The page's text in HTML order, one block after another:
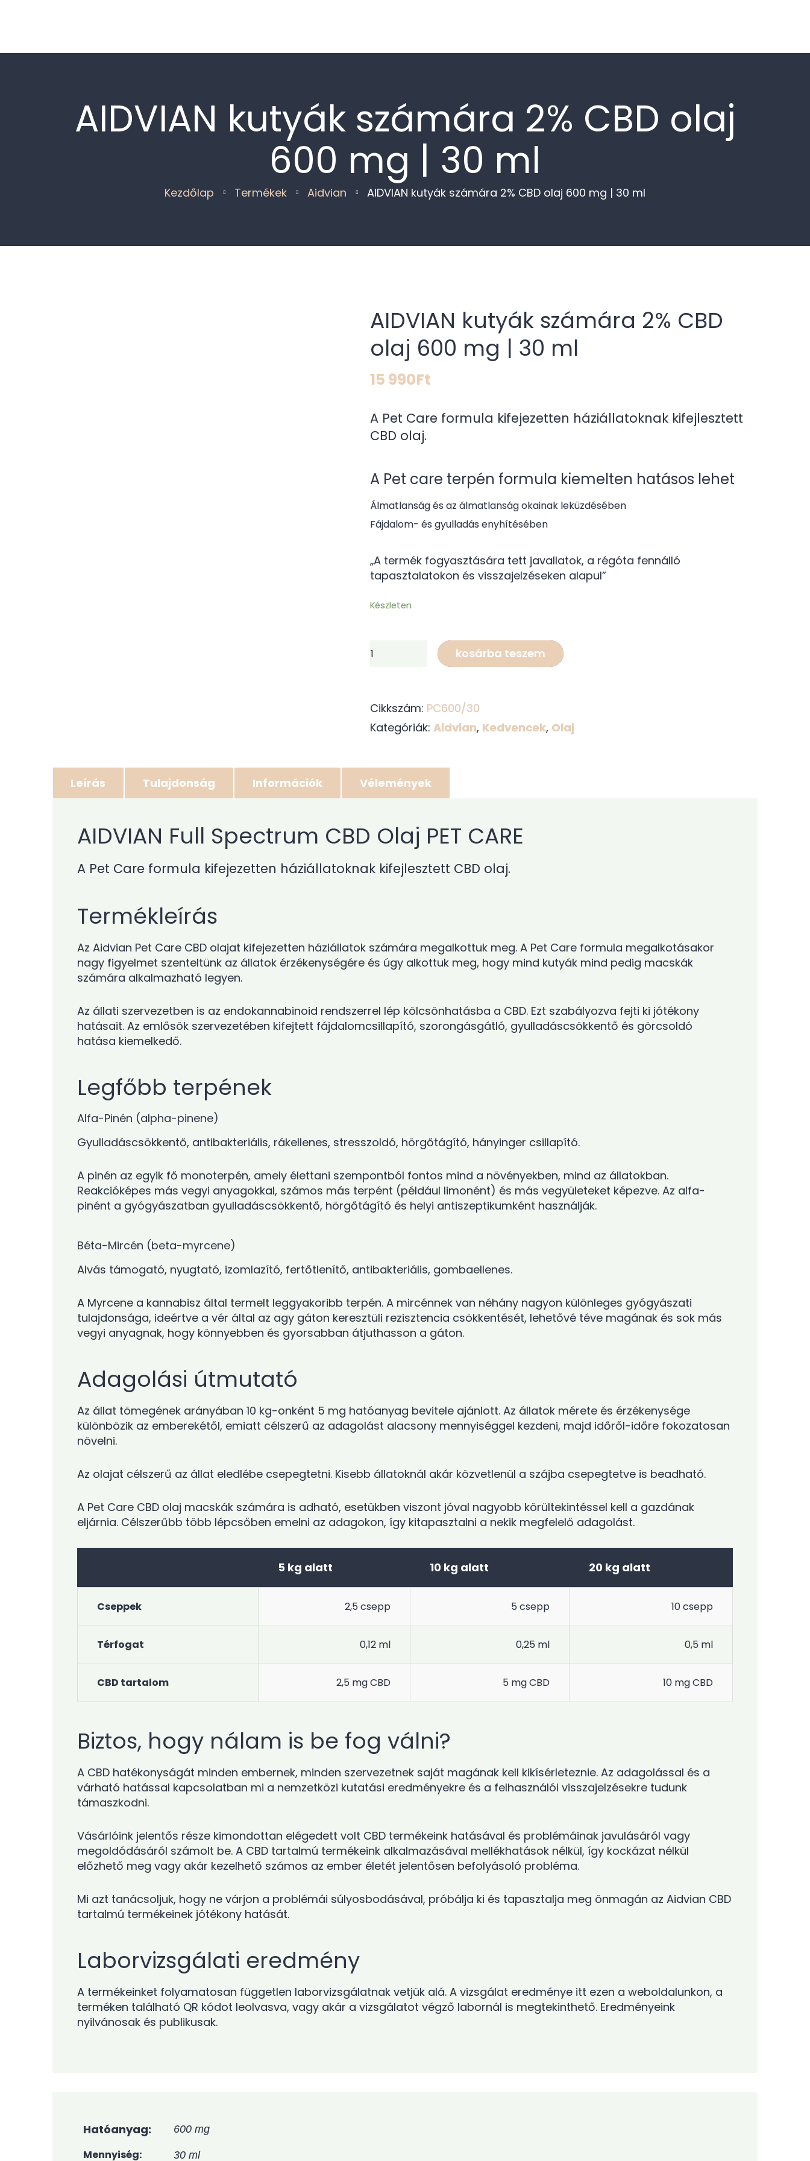
AIDVIAN kutyák számára 2% CBD olaj
600 mg | 30 ml
Kezdőlap Termékek Aidvian AIDVIAN kutyák számára 2% CBD olaj 600 mg | 30 ml
AIDVIAN kutyák számára 2% CBD
olaj 600 mg | 30 ml
15 990Ft
A Pet Care formula kifejezetten háziállatoknak kifejlesztett
CBD olaj.
A Pet care terpén formula kiemelten hatásos lehet
Álmatlanság és az álmatlanság okainak leküzdésében
Fájdalom- és gyulladás enyhítésében
„A termék fogyasztására tett javallatok, a régóta fennálló
tapasztalatokon és visszajelzéseken alapul”
Készleten
AIDVIAN
CBD
olaj
|
30
ml
kosárba teszem
Cikkszám: PC600/30
Kategóriák: Aidvian, Kedvencek, Olaj
Leírás Tulajdonság Információk Vélemények
AIDVIAN Full Spectrum CBD Olaj PET CARE
A Pet Care formula kifejezetten háziállatoknak kifejlesztett CBD olaj.
Termékleírás
Az Aidvian Pet Care CBD olajat kifejezetten háziállatok számára megalkottuk meg. A Pet Care formula megalkotásakor
nagy figyelmet szenteltünk az állatok érzékenységére és úgy alkottuk meg, hogy mind kutyák mind pedig macskák
számára alkalmazható legyen.
Az állati szervezetben is az endokannabinoid rendszerrel lép kölcsönhatásba a CBD. Ezt szabályozva fejti ki jótékony
hatásait. Az emlősök szervezetében kifejtett fájdalomcsillapító, szorongásgátló, gyulladáscsökkentő és görcsoldó
hatása kiemelkedő.
Legfőbb terpének
Alfa-Pinén (alpha-pinene)
Gyulladáscsökkentő, antibakteriális, rákellenes, stresszoldó, hörgőtágító, hányinger csillapító.
A pinén az egyik fő monoterpén, amely élettani szempontból fontos mind a növényekben, mind az állatokban.
Reakcióképes más vegyi anyagokkal, számos más terpént (például limonént) és más vegyületeket képezve. Az alfa-
pinént a gyógyászatban gyulladáscsökkentő, hörgőtágító és helyi antiszeptikumként használják.
Béta-Mircén (beta-myrcene)
Alvás támogató, nyugtató, izomlazító, fertőtlenítő, antibakteriális, gombaellenes.
A Myrcene a kannabisz által termelt leggyakoribb terpén. A mircénnek van néhány nagyon különleges gyógyászati ​​
tulajdonsága, ideértve a vér által az agy gáton keresztüli rezisztencia csökkentését, lehetővé téve magának és sok más
vegyi anyagnak, hogy könnyebben és gyorsabban átjuthasson a gáton.
Adagolási útmutató
Az állat tömegének arányában 10 kg-onként 5 mg hatóanyag bevitele ajánlott. Az állatok mérete és érzékenysége
különbözik az emberekétől, emiatt célszerű az adagolást alacsony mennyiséggel kezdeni, majd időről-időre fokozatosan
növelni.
Az olajat célszerű az állat eledlébe csepegtetni. Kisebb állatoknál akár közvetlenül a szájba csepegtetve is beadható.
A Pet Care CBD olaj macskák számára is adható, esetükben viszont jóval nagyobb körültekintéssel kell a gazdának
eljárnia. Célszerűbb több lépcsőben emelni az adagokon, így kitapasztalni a nekik megfelelő adagolást.
5 kg alatt 10 kg alatt 20 kg alatt
Cseppek 2,5 csepp 5 csepp 10 csepp
Térfogat 0,12 ml 0,25 ml 0,5 ml
CBD tartalom 2,5 mg CBD 5 mg CBD 10 mg CBD
Biztos, hogy nálam is be fog válni?
A CBD hatékonyságát minden embernek, minden szervezetnek saját magának kell kikísérleteznie. Az adagolással és a
várható hatással kapcsolatban mi a nemzetközi kutatási eredményekre és a felhasználói visszajelzésekre tudunk
támaszkodni.
Vásárlóink jelentős része kimondottan elégedett volt CBD termékeink hatásával és problémáinak javulásáról vagy
megoldódásáról számolt be. A CBD tartalmú termékeink alkalmazásával mellékhatások nélkül, így kockázat nélkül
előzhető meg vagy akár kezelhető számos az ember életét jelentősen befolyásoló probléma.
Mi azt tanácsoljuk, hogy ne várjon a problémái súlyosbodásával, próbálja ki és tapasztalja meg önmagán az Aidvian CBD
tartalmú termékeinek jótékony hatását.
Laborvizsgálati eredmény
A termékeinket folyamatosan független laborvizsgálatnak vetjük alá. A vizsgálat eredménye itt ezen a weboldalunkon, a
terméken található QR kódot leolvasva, vagy akár a vizsgálatot végző labornál is megtekinthető. Eredményeink
nyilvánosak és publikusak.
Hatóanyag 600 mg
Mennyiség 30 ml